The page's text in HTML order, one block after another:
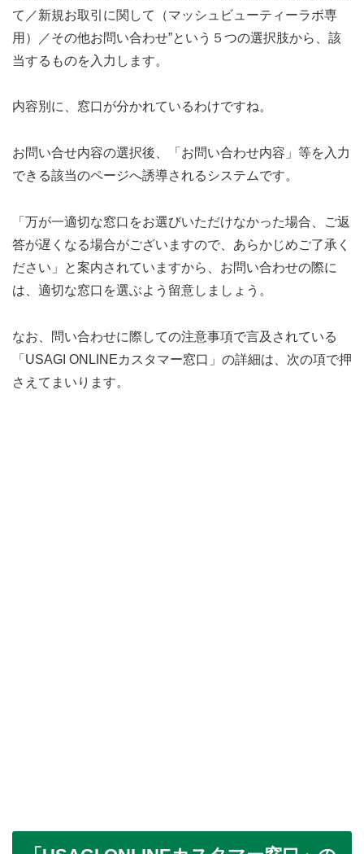
て／新規お取引に関して（マッシュビューティーラボ専
用）／その他お問い合わせ”という５つの選択肢から、該
当するものを入力します。
内容別に、窓口が分かれているわけですね。
お問い合せ内容の選択後、「お問い合わせ内容」等を入力
できる該当のページへ誘導されるシステムです。
「万が一適切な窓口をお選びいただけなかった場合、ご返
答が遅くなる場合がございますので、あらかじめご了承く
ださい」と案内されていますから、お問い合わせの際に
は、適切な窓口を選ぶよう留意しましょう。
なお、問い合わせに際しての注意事項で言及されている
「USAGI ONLINEカスタマー窓口」の詳細は、次の項で押
さえてまいります。